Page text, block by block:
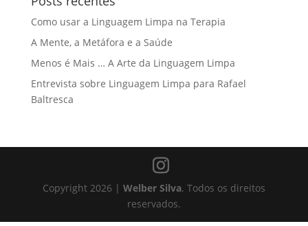
Como usar a Linguagem Limpa na Terapia
A Mente, a Metáfora e a Saúde
Menos é Mais … A Arte da Linguagem Limpa
Entrevista sobre Linguagem Limpa para Rafael
Baltresca
Copyright 2026 | Welber Silva. Todos os direitos
reservados.